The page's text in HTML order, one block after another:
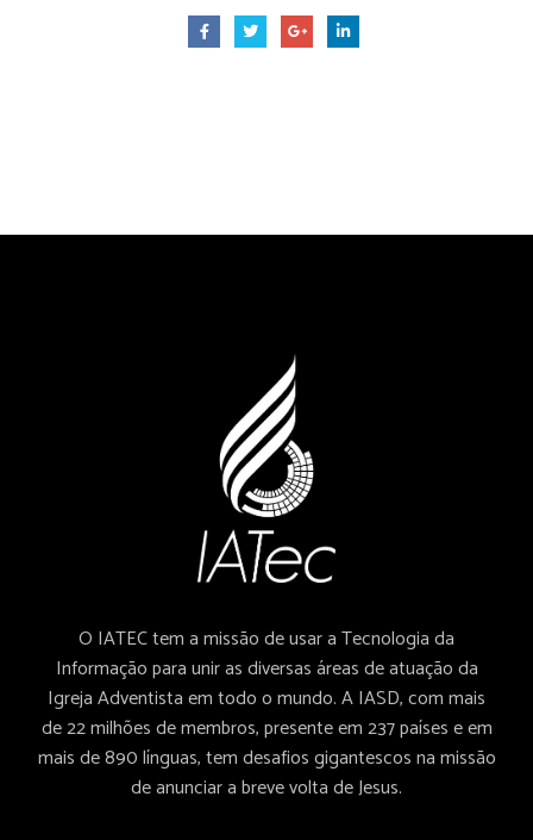
O IATEC tem a missão de usar a Tecnologia da
Informação para unir as diversas áreas de atuação da
Igreja Adventista em todo o mundo. A IASD, com mais
de 22 milhões de membros, presente em 237 países e em
mais de 890 línguas, tem desafios gigantescos na missão
de anunciar a breve volta de Jesus.